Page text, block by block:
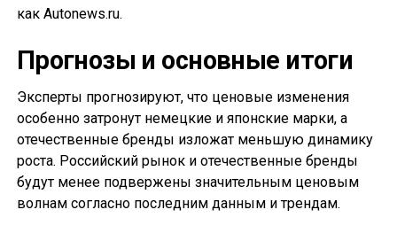
как Autonews.ru.
Прогнозы и основные итоги
Эксперты прогнозируют, что ценовые изменения
особенно затронут немецкие и японские марки, а
отечественные бренды изложат меньшую динамику
роста. Российский рынок и отечественные бренды
будут менее подвержены значительным ценовым
волнам согласно последним данным и трендам.